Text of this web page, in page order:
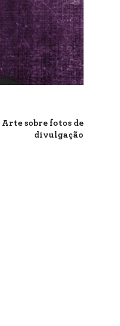
Arte sobre fotos de
divulgação